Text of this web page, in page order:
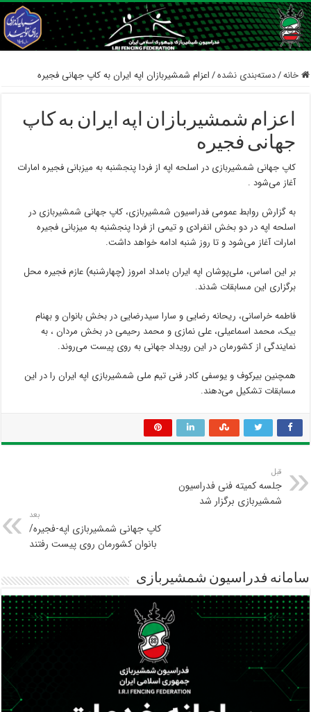
خانه/دسته‌بندی نشده/اعزام شمشیربازان اپه ایران به کاپ جهانی فجیره
اعزام شمشیربازان اپه ایران به کاپ
جهانی فجیره
کاپ جهانی شمشیربازی در اسلحه اپه از فردا پنجشنبه به میزبانی فجیره امارات
آغاز می‌شود .
به گزارش روابط عمومی فدراسیون شمشیربازی، کاپ جهانی شمشیربازی در
اسلحه اپه در دو بخش انفرادی و تیمی از فردا پنجشنبه به میزبانی فجیره
امارات آغاز می‌شود و تا روز شنبه ادامه خواهد داشت.
بر این اساس، ملی‌پوشان اپه ایران بامداد امروز (چهارشنبه) عازم فجیره محل
برگزاری این مسابقات شدند.
فاطمه خراسانی، ریحانه رضایی و سارا سیدرضایی در بخش بانوان و بهنام
بیک، محمد اسماعیلی، علی نمازی و محمد رحیمی در بخش مردان ، به
نمایندگی از کشورمان در این رویداد جهانی به روی پیست می‌روند.
همچنین بیرکوف و یوسفی کادر فنی تیم ملی شمشیربازی اپه ایران را در این
مسابقات تشکیل می‌دهند.
قبل
جلسه کمیته فنی فدراسیون
شمشیربازی برگزار شد
بعد
کاپ جهانی شمشیربازی اپه-فجیره/
بانوان کشورمان روی پیست رفتند
سامانه فدراسیون شمشیربازی